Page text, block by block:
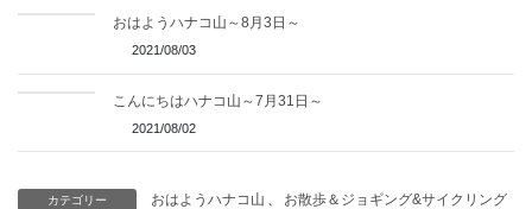
おはようハナコ山～8月3日～
2021/08/03
こんにちはハナコ山～7月31日～
2021/08/02
カテゴリー おはようハナコ山
お散歩＆ジョギング&サイクリング